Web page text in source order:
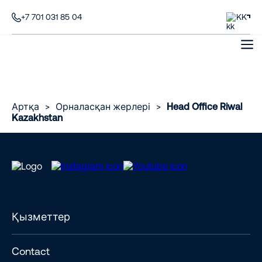
+7 701 031 85 04 KK
Артқа > Орналасқан жерлері >
Head Office Riwal
Kazakhstan
Қызметтер
Contact